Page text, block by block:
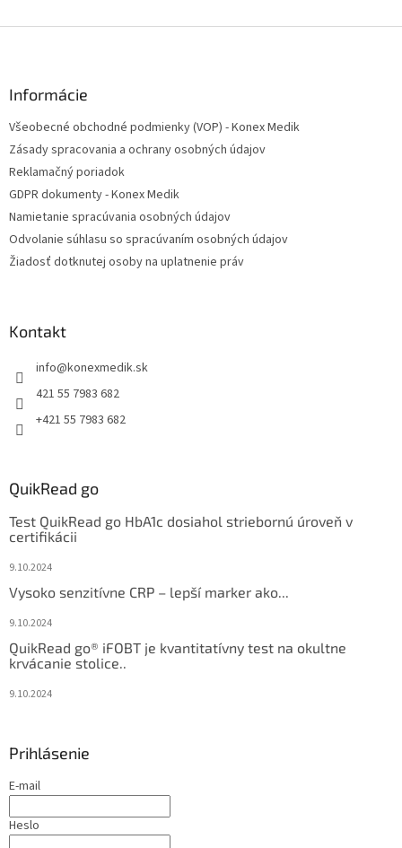
Informácie
Všeobecné obchodné podmienky (VOP) - Konex Medik
Zásady spracovania a ochrany osobných údajov
Reklamačný poriadok
GDPR dokumenty - Konex Medik
Namietanie spracúvania osobných údajov
Odvolanie súhlasu so spracúvaním osobných údajov
Žiadosť dotknutej osoby na uplatnenie práv
Kontakt
info@konexmedik.sk
421 55 7983 682
+421 55 7983 682
QuikRead go
Test QuikRead go HbA1c dosiahol striebornú úroveň v
certifikácii
9.10.2024
Vysoko senzitívne CRP – lepší marker ako...
9.10.2024
QuikRead go® iFOBT je kvantitatívny test na okultne
krvácanie stolice..
9.10.2024
Prihlásenie
E-mail
Heslo